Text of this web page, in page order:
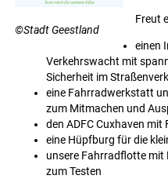
©Stadt Geestland
Freut
einen
Verkehrswacht mit
Sicherheit im
eine Fahrradwerkstatt
zum Mitmachen und
den ADFC Cuxhaven
eine Hüpfburg für die
unsere Fahrradflotte mit
zum Testen